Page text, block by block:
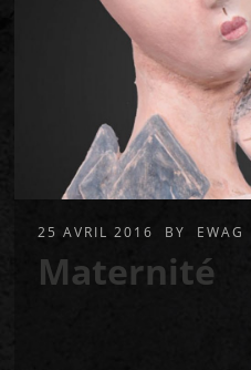
25 AVRIL 2016 BY EWAG
Maternité